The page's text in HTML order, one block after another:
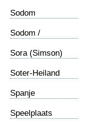
Sodom
Sodom /
Sora (Simson)
Soter-Heiland
Spanje
Speelplaats